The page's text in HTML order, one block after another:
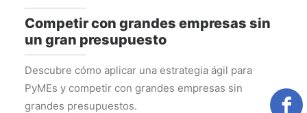
Competir con grandes empresas sin
un gran presupuesto
Descubre cómo aplicar una estrategia ágil para
PyMEs y competir con grandes empresas sin
grandes presupuestos.